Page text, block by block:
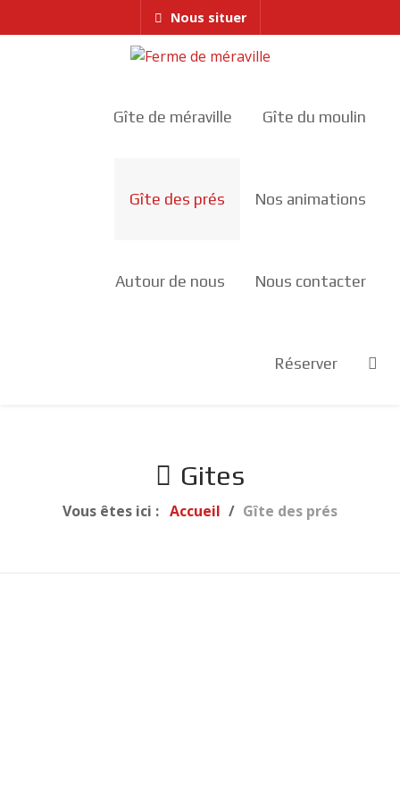
Nous situer
Gîte de méraville Gîte du moulin
Gîte des prés Nos animations
Autour de nous Nous contacter
Réserver
Gites
Vous êtes ici : Accueil Gîte des prés